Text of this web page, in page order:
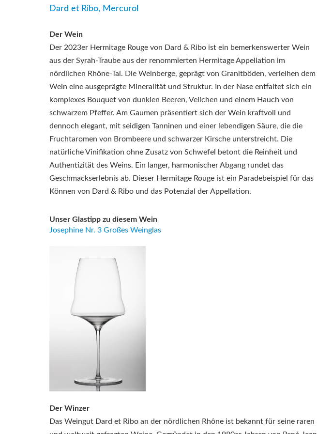
Dard et Ribo, Mercurol
Der Wein
Der 2023er Hermitage Rouge von Dard & Ribo ist ein bemerkenswerter Wein
aus der Syrah-Traube aus der renommierten Hermitage Appellation im
nördlichen Rhône-Tal. Die Weinberge, geprägt von Granitböden, verleihen dem
Wein eine ausgeprägte Mineralität und Struktur.
In der Nase entfaltet sich ein
komplexes Bouquet von dunklen Beeren, Veilchen und einem Hauch von
schwarzem Pfeffer. Am Gaumen präsentiert sich der Wein kraftvoll und
dennoch elegant, mit seidigen Tanninen und einer lebendigen Säure, die die
Fruchtaromen von Brombeere und schwarzer Kirsche unterstreicht. Die
natürliche Vinifikation ohne Zusatz von Schwefel betont die Reinheit und
Authentizität des Weins. Ein langer, harmonischer Abgang rundet das
Geschmackserlebnis ab. Dieser Hermitage Rouge ist ein Paradebeispiel für das
Können von Dard & Ribo und das Potenzial der Appellation.
Unser Glastipp zu diesem Wein
Josephine Nr. 3 Großes Weinglas
Der Winzer
Das Weingut Dard et Ribo an der nördlichen Rhône ist bekannt für seine raren